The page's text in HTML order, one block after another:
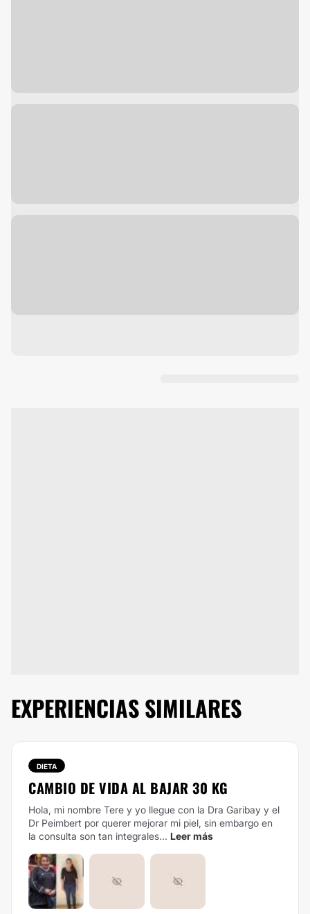
EXPERIENCIAS SIMILARES
DIETA
CAMBIO DE VIDA AL BAJAR 30 KG
Hola, mi nombre Tere y yo llegue con la Dra Garibay y el
Dr Peimbert por querer mejorar mi piel, sin embargo en
la consulta son tan integrales... Leer más